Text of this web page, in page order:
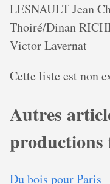
LESNAULT Jean
Thoiré/Dinan
Victor Lavernat
Cette liste est non
Autres
productions
Du bois pour Paris